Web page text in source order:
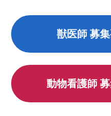
獣医師 募
動物看護師